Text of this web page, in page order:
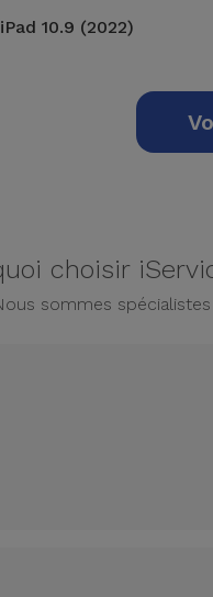
iPad 10.9 (2022)
choisir
sommes